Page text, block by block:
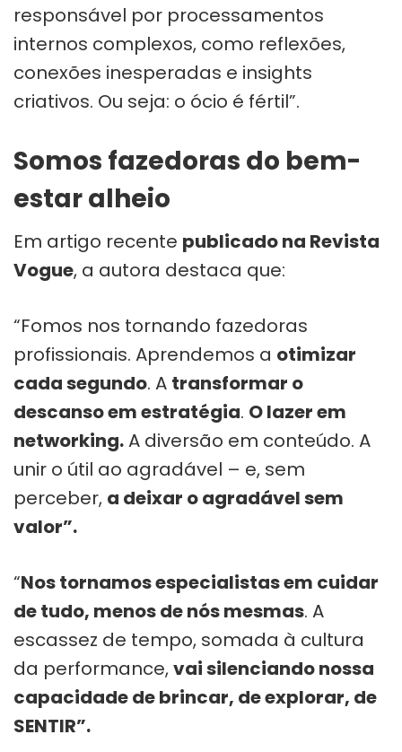
responsável por processamentos
internos complexos, como reflexões,
conexões inesperadas e insights
criativos. Ou seja: o ócio é fértil”.
Somos fazedoras do bem-
estar alheio
Em artigo recente publicado na Revista
Vogue, a autora destaca que:
“Fomos nos tornando fazedoras
profissionais. Aprendemos a otimizar
cada segundo. A transformar o
descanso em estratégia. O lazer em
networking.A diversão em conteúdo. A
unir o útil ao agradável – e, sem
perceber, a deixar o agradável sem
valor”.
“Nos tornamos especialistas em cuidar
de tudo, menos de nós mesmas. A
escassez de tempo, somada à cultura
da performance,vai silenciando nossa
capacidade de brincar, de explorar, de
SENTIR”.